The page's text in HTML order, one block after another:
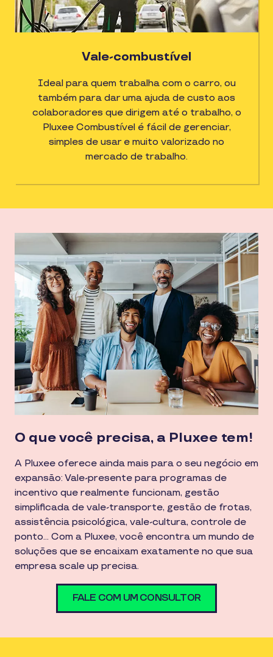
Vale-combustível
Ideal para quem trabalha com o carro, ou
também para dar uma ajuda de custo aos
colaboradores que dirigem até o trabalho, o
Pluxee Combustível é fácil de gerenciar,
simples de usar e muito valorizado no
mercado de trabalho.
O que você precisa, a Pluxee tem!
A Pluxee oferece ainda mais para o seu negócio em
expansão: Vale-presente para programas de
incentivo que realmente funcionam, gestão
simplificada de vale-transporte, gestão de frotas,
assistência psicológica, vale-cultura, controle de
ponto… Com a Pluxee, você encontra um mundo de
soluções que se encaixam exatamente no que sua
empresa scale up precisa.
FALE COM UM CONSULTOR